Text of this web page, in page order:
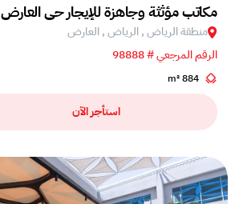
مكاتب مؤثثة وجاهزة للإيجار حي العارض
منطقة الرياض , الرياض , العارض
الرقم المرجعي # 98888
884 m²
استأجر الآن